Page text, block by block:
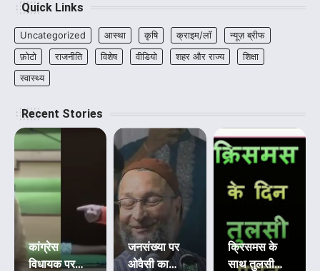
Quick Links
Uncategorized आस्था कृषि क्राइम/लॉ
न्यूज़ ब्रीफ
फ़ोटो
राजनीति विशेष वीडियो शहर और राज्य
शिक्षा
स्वास्थ्य
Recent Stories
कांग्रेस
विधायक पर
जनसंख्या पर
ओवैसी का
क्रिसमस के
साथ तुलसी